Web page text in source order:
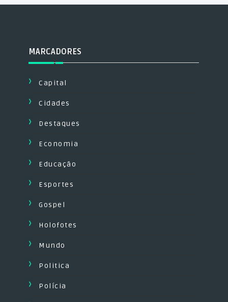
MARCADORES
Capital
Cidades
Destaques
Economia
Educação
Esportes
Gospel
Holofotes
Mundo
Politica
Polícia